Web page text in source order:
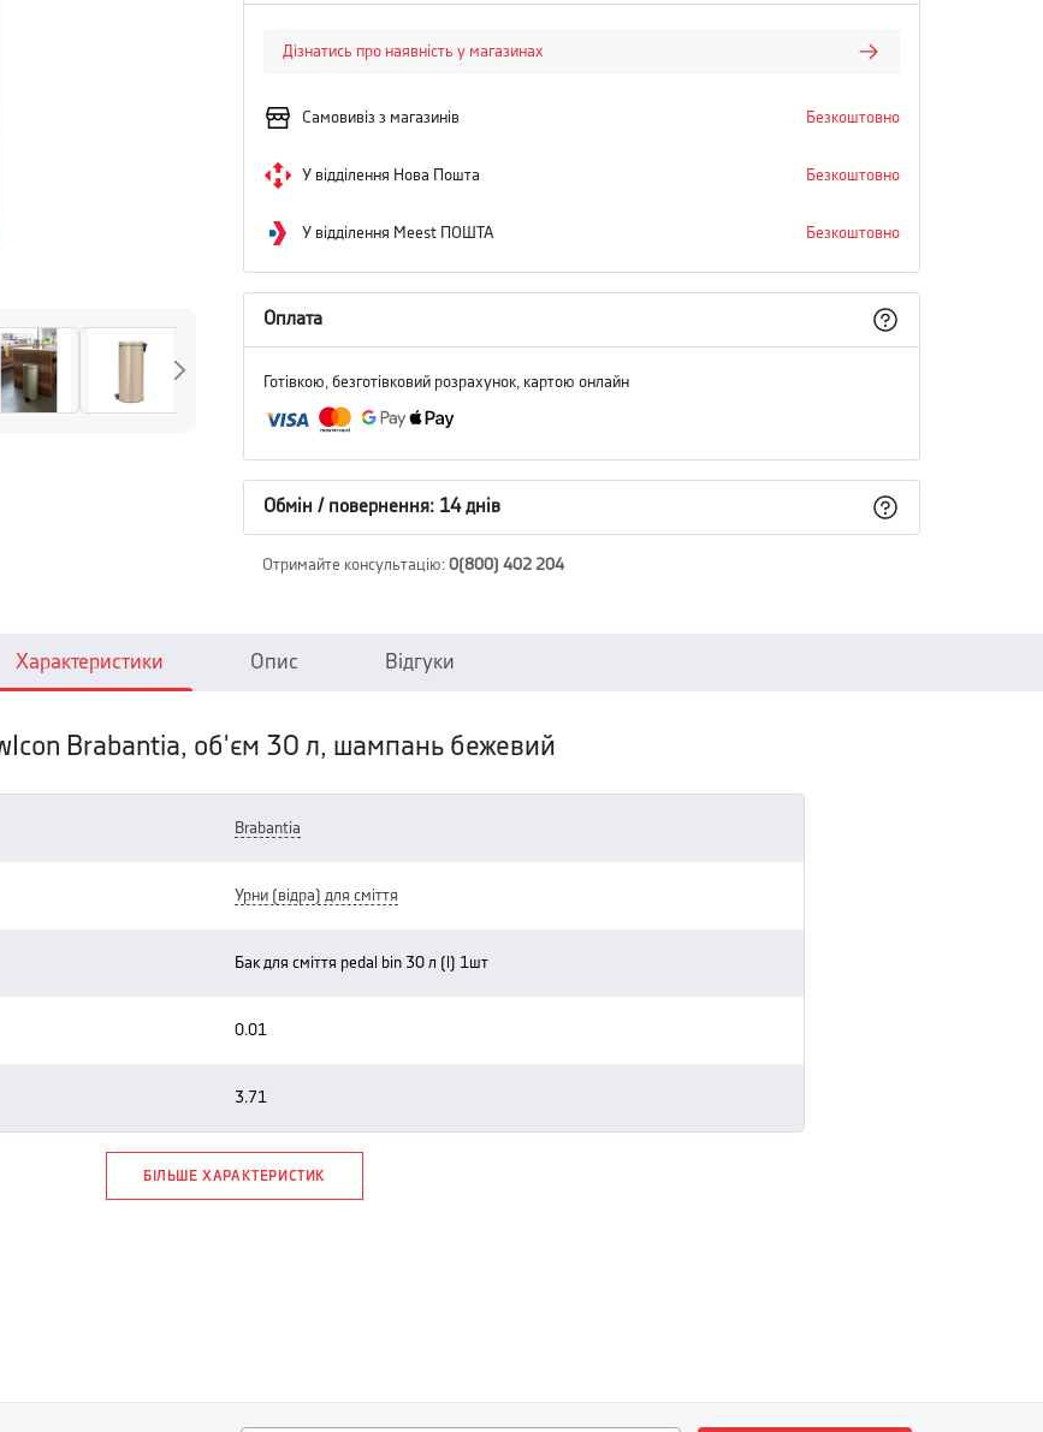
Дізнатись про наявність у магазинах
Самовивіз з магазинів Безкоштовно
У відділення Нова Пошта Безкоштовно
У відділення Meest ПОШТА Безкоштовно
Оплата
Готівкою, безготівковий розрахунок, картою онлайн
Обмін / повернення: 14 днів
Отримайте консультацію: 0(800) 402 204
Характеристики Опис Відгуки
Brabantia, об'єм 30 л, шампань бежевий
brabantia
урни (відра) для сміття
бак для сміття pedal bin 30 л (l) 1шт
0.01
3.71
БІЛЬШЕ ХАРАКТЕРИСТИК